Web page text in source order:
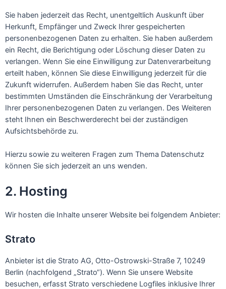
Sie haben jederzeit das Recht, unentgeltlich Auskunft über
Herkunft, Empfänger und Zweck Ihrer gespeicherten
personenbezogenen Daten zu erhalten. Sie haben außerdem
ein Recht, die Berichtigung oder Löschung dieser Daten zu
verlangen. Wenn Sie eine Einwilligung zur Datenverarbeitung
erteilt haben, können Sie diese Einwilligung jederzeit für die
Zukunft widerrufen. Außerdem haben Sie das Recht, unter
bestimmten Umständen die Einschränkung der Verarbeitung
Ihrer personenbezogenen Daten zu verlangen. Des Weiteren
steht Ihnen ein Beschwerderecht bei der zuständigen
Aufsichtsbehörde zu.
Hierzu sowie zu weiteren Fragen zum Thema Datenschutz
können Sie sich jederzeit an uns wenden.
2. Hosting
Wir hosten die Inhalte unserer Website bei folgendem Anbieter:
Strato
Anbieter ist die Strato AG, Otto-Ostrowski-Straße 7, 10249
Berlin (nachfolgend „Strato“). Wenn Sie unsere Website
besuchen, erfasst Strato verschiedene Logfiles inklusive Ihrer